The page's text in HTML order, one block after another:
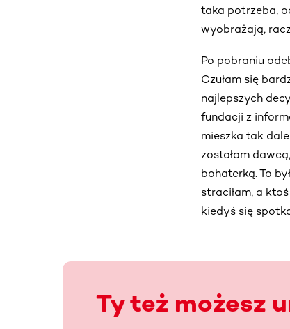
taka potrzeba,
wyobrażają,
Po pobraniu
Czułam się
najlepszych
fundacji z
mieszka tak
zostałam
bohaterką. To
straciłam, a
kiedyś się
Ty też możesz